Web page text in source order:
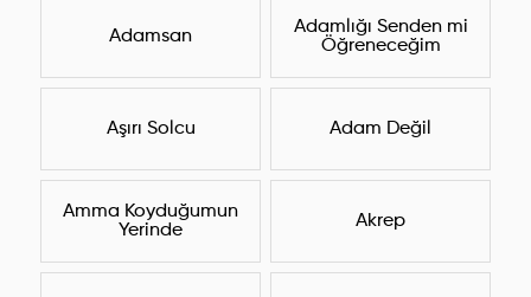
Adamsan
Adamlığı Senden mi
Öğreneceğim
Aşırı Solcu Adam Değil
Amma Koyduğumun
Yerinde
Akrep